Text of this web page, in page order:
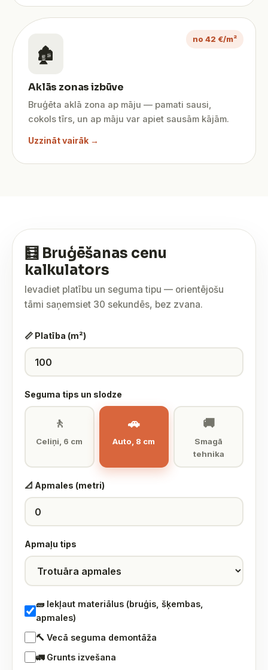
no 42 €/m²
🏚️
Aklās zonas izbūve
Bruģēta aklā zona ap māju — pamati sausi,
cokols tīrs, un ap māju var apiet sausām kājām.
Uzzināt vairāk →
🧮 Bruģēšanas cenu
kalkulators
Ievadiet platību un seguma tipu — orientējošu
tāmi saņemsiet 30 sekundēs, bez zvana.
📏 Platība (m²)
Seguma tips un slodze
🚶
Celiņi, 6 cm
🚗
Auto, 8 cm
🚚
Smagā
tehnika
📐 Apmales (metri)
Apmaļu tips
🧱 Iekļaut materiālus (bruģis, šķembas,
apmales)
🔨 Vecā seguma demontāža
🚛 Grunts izvešana